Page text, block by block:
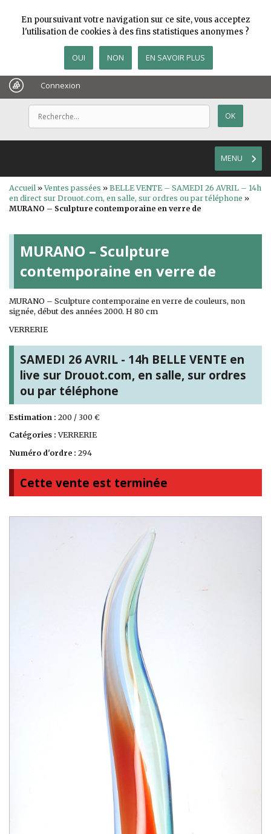
Connexion
MENU
Accueil»Ventes passées » BELLE VENTE – SAMEDI 26 AVRIL – 14h
en direct sur Drouot.com, en salle, sur ordres ou par téléphone »
MURANO – Sculpture contemporaine en verre de
MURANO – Sculpture
contemporaine en verre de
MURANO – Sculpture contemporaine en verre de couleurs, non
signée, début des années 2000. H 80 cm
VERRERIE
SAMEDI 26 AVRIL - 14h BELLE VENTE en
live sur Drouot.com, en salle, sur ordres
ou par téléphone
Estimation : 200 / 300 €
Catégories : VERRERIE
Numéro d'ordre : 294
Cette vente est terminée
En poursuivant votre navigation sur ce site, vous acceptez
l'utilisation de cookies à des fins statistiques anonymes ?
OUI NON EN SAVOIR PLUS